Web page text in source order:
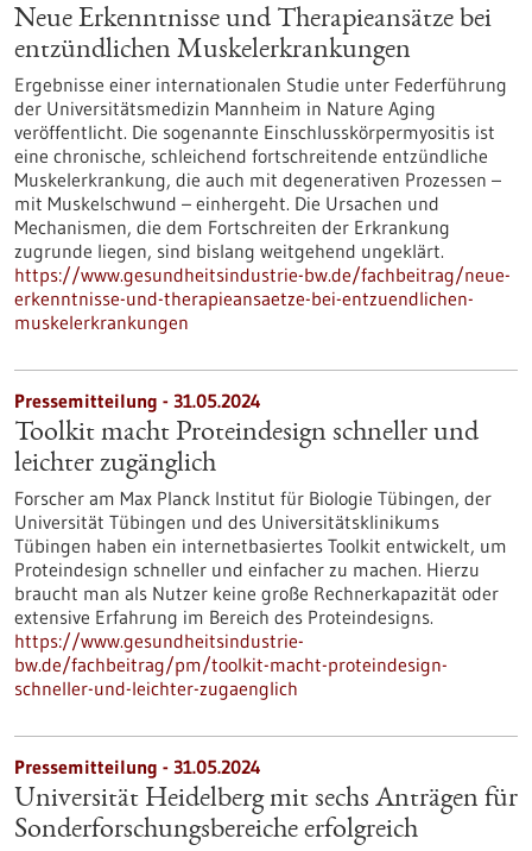
Neue Erkenntnisse und Therapieansätze bei
entzündlichen Muskelerkrankungen
Ergebnisse einer internationalen Studie unter Federführung
der Universitätsmedizin Mannheim in Nature Aging
veröffentlicht. Die sogenannte Einschlusskörpermyositis ist
eine chronische, schleichend fortschreitende entzündliche
Muskelerkrankung, die auch mit degenerativen Prozessen –
mit Muskelschwund – einhergeht. Die Ursachen und
Mechanismen, die dem Fortschreiten der Erkrankung
zugrunde liegen, sind bislang weitgehend ungeklärt.
https://www.gesundheitsindustrie-bw.de/fachbeitrag/neue-
erkenntnisse-und-therapieansaetze-bei-entzuendlichen-
muskelerkrankungen
Pressemitteilung - 31.05.2024
Toolkit macht Proteindesign schneller und
leichter zugänglich
Forscher am Max Planck Institut für Biologie Tübingen, der
Universität Tübingen und des Universitätsklinikums
Tübingen haben ein internetbasiertes Toolkit entwickelt, um
Proteindesign schneller und einfacher zu machen. Hierzu
braucht man als Nutzer keine große Rechnerkapazität oder
extensive Erfahrung im Bereich des Proteindesigns.
https://www.gesundheitsindustrie-
bw.de/fachbeitrag/pm/toolkit-macht-proteindesign-
schneller-und-leichter-zugaenglich
Pressemitteilung - 31.05.2024
Universität Heidelberg mit sechs Anträgen für
Sonderforschungsbereiche erfolgreich